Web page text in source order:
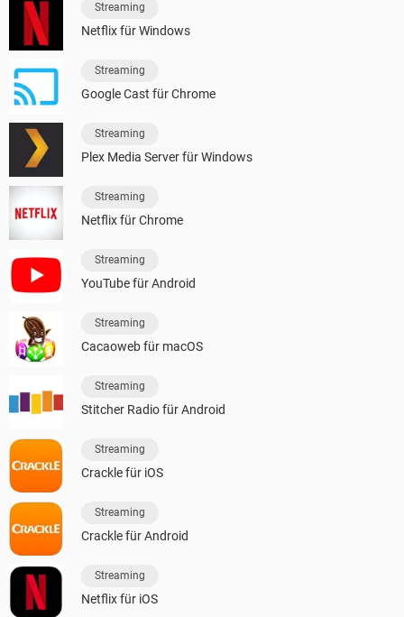
Streaming
Netflix für Windows
Streaming
Google Cast für Chrome
Streaming
Plex Media Server für Windows
Streaming
Netflix für Chrome
Streaming
YouTube für Android
Streaming
Cacaoweb für macOS
Streaming
Stitcher Radio für Android
Streaming
Crackle für iOS
Streaming
Crackle für Android
Streaming
Netflix für iOS